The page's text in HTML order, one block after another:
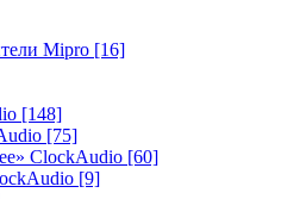
Mipro [16]
[148]
[75]
ClockAudio [60]
[9]